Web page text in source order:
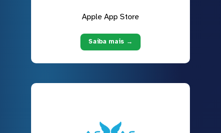
Apple App Store
Saiba mais →